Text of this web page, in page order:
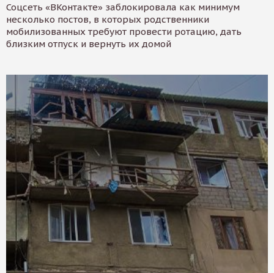
Соцсеть «ВКонтакте» заблокировала как минимум
несколько постов, в которых родственники
мобилизованных требуют провести ротацию, дать
близким отпуск и вернуть их домой